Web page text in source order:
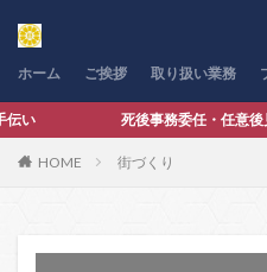
ホーム ご挨拶 取り扱い業務
手伝い 死後事務委任・任意後
HOME 街づくり